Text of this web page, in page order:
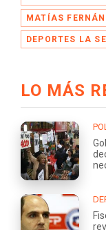
MATÍAS
DEPORTES LA
LO MÁS